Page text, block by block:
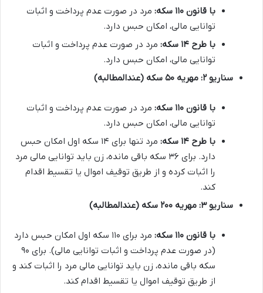
با قانون ۱۱۰ سکه:
مرد در صورت عدم پرداخت و اثبات
توانایی مالی، امکان حبس دارد.
با طرح ۱۴ سکه:
مرد در صورت عدم پرداخت و اثبات
توانایی مالی، امکان حبس دارد.
سناریو ۲: مهریه ۵۰ سکه (عندالمطالبه)
با قانون ۱۱۰ سکه:
مرد در صورت عدم پرداخت و اثبات
توانایی مالی، امکان حبس دارد.
با طرح ۱۴ سکه:
مرد تنها برای ۱۴ سکه اول امکان حبس
دارد. برای ۳۶ سکه باقی مانده، زن باید توانایی مالی مرد
را اثبات کرده و از طریق توقیف اموال یا تقسیط اقدام
کند.
سناریو ۳: مهریه ۲۰۰ سکه (عندالمطالبه)
با قانون ۱۱۰ سکه:
مرد برای ۱۱۰ سکه اول امکان حبس دارد
(در صورت عدم پرداخت و اثبات توانایی مالی). برای ۹۰
سکه باقی مانده، زن باید توانایی مالی مرد را اثبات کند و
از طریق توقیف اموال یا تقسیط اقدام کند.